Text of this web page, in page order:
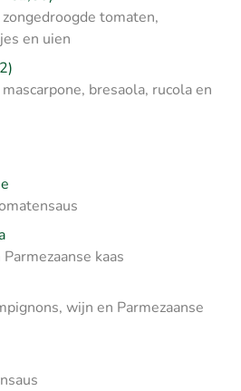
tomaten,
en uien
bresaola, rucola en
kaas
wijn en Parmezaanse